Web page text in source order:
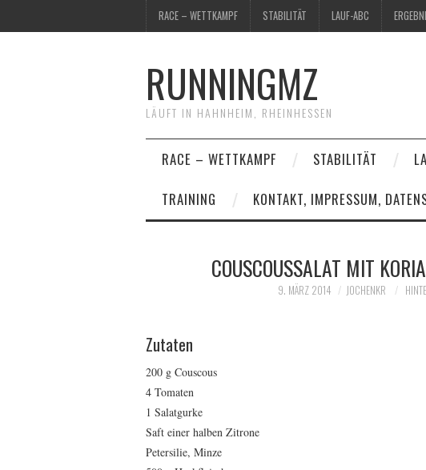
RACE – WETTKAMPF STABILITÄT LAUF-ABC
RUNNINGMZ
LÄUFT IN HAHNHEIM, RHEINHESSEN
RACE – WETTKAMPF STABILITÄT
TRAINING
KONTAKT, IMPRESSUM,
COUSCOUSSALAT MIT
9. MÄRZ 2014 JOCHENKR
Zutaten
200 g Couscous
4 Tomaten
1 Salatgurke
Saft einer halben Zitrone
Petersilie, Minze